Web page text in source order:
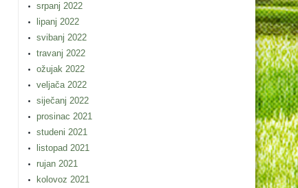
srpanj 2022
lipanj 2022
svibanj 2022
travanj 2022
ožujak 2022
veljača 2022
siječanj 2022
prosinac 2021
studeni 2021
listopad 2021
rujan 2021
kolovoz 2021